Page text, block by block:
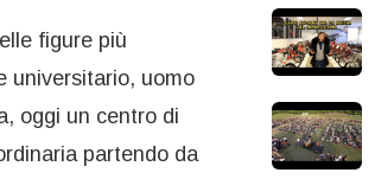
figure più
universitario, uomo
oggi un centro di
partendo da